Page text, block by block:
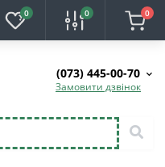
0 0 0
(073) 445-00-70
Замовити дзвінок